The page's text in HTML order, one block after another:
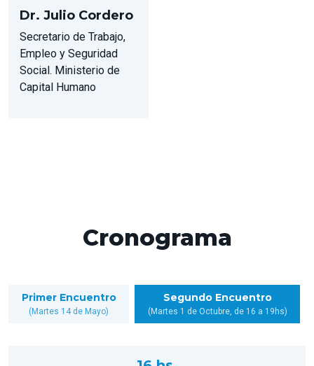
Dr. Julio Cordero
Secretario de Trabajo,
Empleo y Seguridad
Social. Ministerio de
Capital Humano
Cronograma
Primer Encuentro
(Martes 14 de Mayo)
Segundo Encuentro
(Martes 1 de Octubre, de 16 a 19hs)